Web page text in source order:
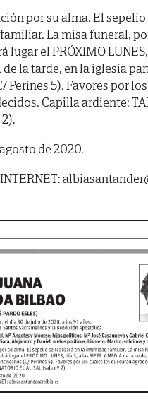
por su alma. El
La misa funeral,
lugar el PRÓXIMO
la tarde, en la iglesia
Perines 5). Favores por
Capilla ardiente:
de 2020.